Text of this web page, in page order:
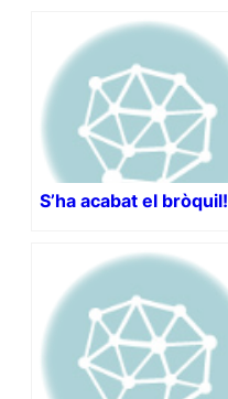
S’ha acabat el bròquil!